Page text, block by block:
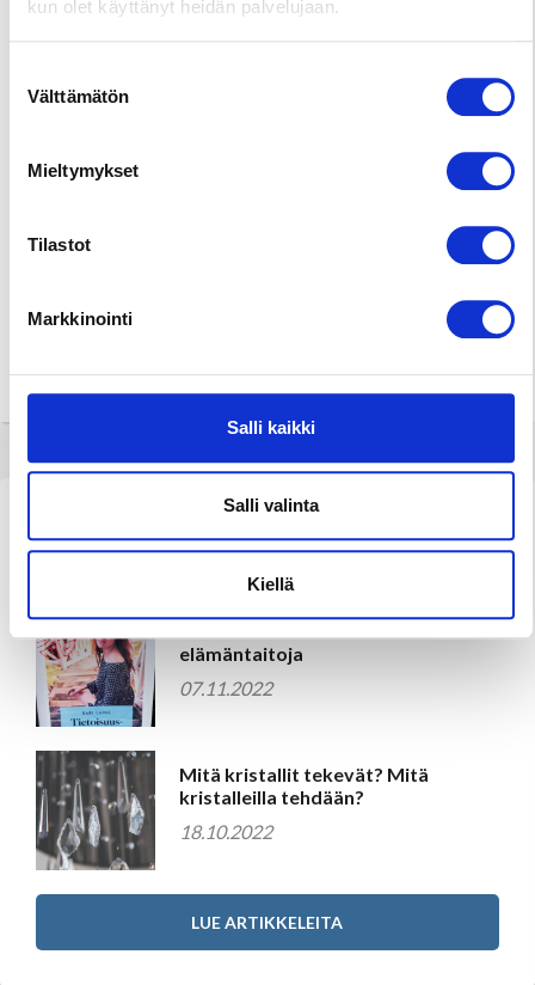
kun olet käyttänyt heidän palvelujaan.
valinta
Välttämätön
Mieltymykset
Tilastot
Markkinointi
Salli kaikki
Salli valinta
Kiellä
Tajunnanvirta Biorytmi
Suomalaiset etunimet
Tulkinta unesta
Nimipäivät tänään
Artikkelit ja Blogi
Astrologia
Ennustus
Henkimaailma
Itsensä kehittäminen
Kaukoparannus
HENKILÖPROFIILI
TÄHTIKARTTA
Uusimmat artikkelit
elämäntaitoja
07.11.2022
Mitä kristallit tekevät? Mitä
kristalleilla tehdään?
18.10.2022
LUE ARTIKKELEITA